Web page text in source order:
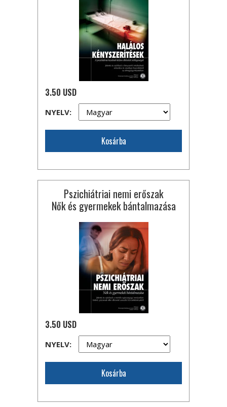
3.50 USD
NYELV:
Kosárba
Pszichiátriai nemi erőszak
Nők és gyermekek bántalmazása
3.50 USD
NYELV:
Kosárba